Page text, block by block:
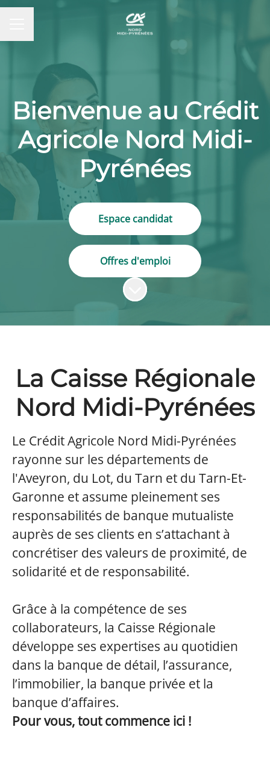
Bienvenue au Crédit
Agricole Nord Midi-
Pyrénées
Espace candidat
Offres d'emploi
Faire défiler jusqu'au contenu
La Caisse Régionale
Nord Midi-Pyrénées
Le Crédit Agricole Nord Midi-Pyrénées
rayonne sur les départements de
l'Aveyron, du Lot, du Tarn et du Tarn-Et-
Garonne et assume pleinement ses
responsabilités de banque mutualiste
auprès de ses clients en s’attachant à
concrétiser des valeurs de proximité, de
solidarité et de responsabilité.
Grâce à la compétence de ses
collaborateurs, la Caisse Régionale
développe ses expertises au quotidien
dans la banque de détail, l’assurance,
l’immobilier, la banque privée et la
banque d’affaires.
Pour vous, tout commence ici !